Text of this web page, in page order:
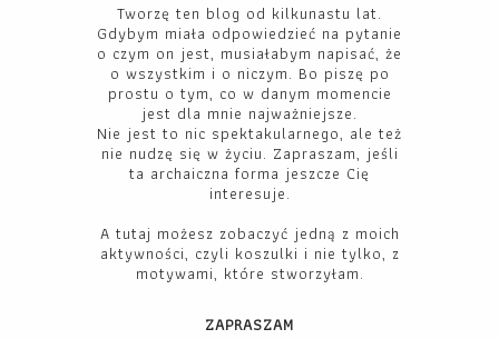
Tworzę ten blog od kilkunastu lat.
Gdybym miała odpowiedzieć na pytanie
o czym on jest, musiałabym napisać, że
o wszystkim i o niczym. Bo piszę po
prostu o tym, co w danym momencie
jest dla mnie najważniejsze.
Nie jest to nic spektakularnego, ale też
nie nudzę się w życiu. Zapraszam, jeśli
ta archaiczna forma jeszcze Cię
interesuje.
A tutaj możesz zobaczyć jedną z moich
aktywności, czyli koszulki i nie tylko, z
motywami, które stworzyłam.
ZAPRASZAM